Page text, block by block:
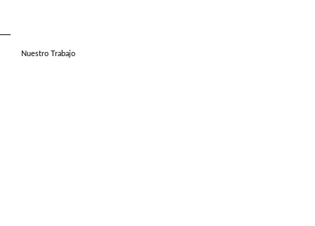
Nuestro Trabajo